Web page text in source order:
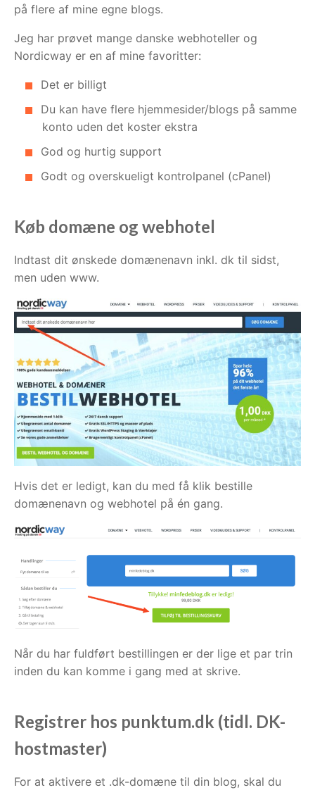
på flere af mine egne blogs.
Jeg har prøvet mange danske webhoteller og
Nordicway er en af mine favoritter:
Det er billigt
Du kan have flere hjemmesider/blogs på samme
konto uden det koster ekstra
God og hurtig support
Godt og overskueligt kontrolpanel (cPanel)
Køb domæne og webhotel
Indtast dit ønskede domænenavn inkl. dk til sidst,
men uden www.
Hvis det er ledigt, kan du med få klik bestille
domænenavn og webhotel på én gang.
Når du har fuldført bestillingen er der lige et par trin
inden du kan komme i gang med at skrive.
Registrer hos punktum.dk (tidl. DK-
hostmaster)
For at aktivere et .dk-domæne til din blog, skal du